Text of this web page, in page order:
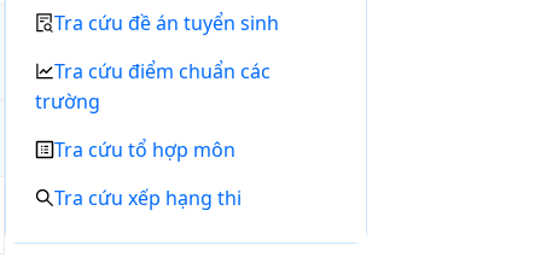
Tra cứu đề án tuyển sinh
Tra cứu điểm chuẩn các
trường
Tra cứu tổ hợp môn
Tra cứu xếp hạng thi